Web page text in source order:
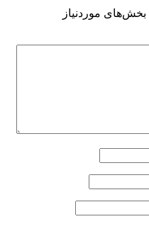
بخش‌های موردنیاز